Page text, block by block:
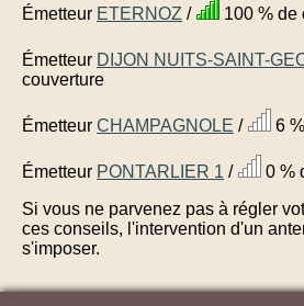
Émetteur ETERNOZ / 100 % de
Émetteur DIJON NUITS-SAINT-
couverture
Émetteur CHAMPAGNOLE / 6
Émetteur PONTARLIER 1 /
0 %
Si vous ne parvenez pas à régler
ces conseils, l'intervention d'un
s'imposer.